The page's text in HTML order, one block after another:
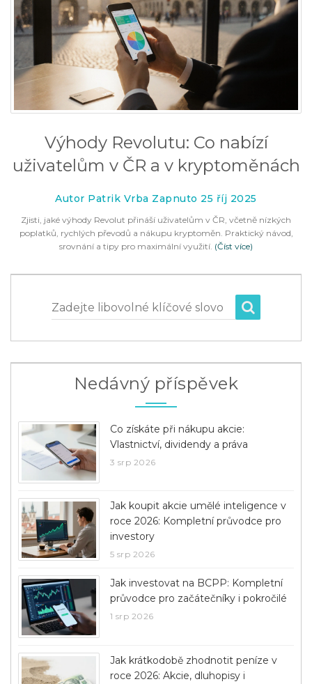
Výhody Revolutu: Co nabízí
uživatelům v ČR a v kryptoměnách
Autor Patrik Vrba Zapnuto 25 říj 2025
Zjisti, jaké výhody Revolut přináší uživatelům v ČR, včetně nízkých
poplatků, rychlých převodů a nákupu kryptoměn. Praktický návod,
srovnání a tipy pro maximální využití. (Číst více)
Zadejte libovolné klíčové slovo
Nedávný příspěvek
Co získáte při nákupu akcie:
Vlastnictví, dividendy a práva
3 srp 2026
Jak koupit akcie umělé inteligence v
roce 2026: Kompletní průvodce pro
investory
5 srp 2026
Jak investovat na BCPP: Kompletní
průvodce pro začátečníky i pokročilé
1 srp 2026
Jak krátkodobě zhodnotit peníze v
roce 2026: Akcie, dluhopisy i